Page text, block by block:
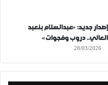
إصدار جديد: «عبدالسلام بنعبد
العالي.. دروب وفجوات»
28/03/2026